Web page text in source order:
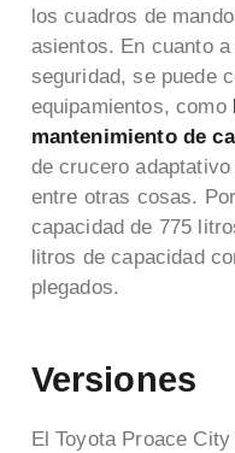
los cuadros de
asientos. En cuanto
seguridad, se puede
equipamientos, como
mantenimiento de
de crucero
entre otras cosas.
capacidad de 775
litros de capacidad
plegados.
Versiones
El Toyota Proace